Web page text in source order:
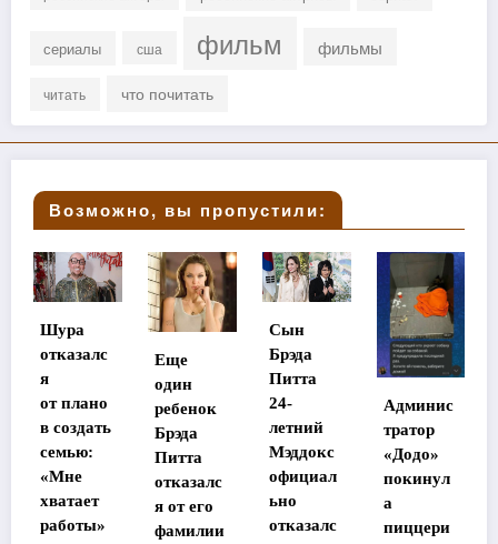
сериалы сша фильм фильмы
читать что почитать
Возможно, вы пропустили:
Еще
ребенок
Брэда
Питта
отказалс
я от его
фамилии
Сын
Брэда
Питта
24-
летний
Мэддокс
официал
ьно
отказалс
тратор
«Додо»
покинул
а
пиццери
Стала
известна
потеряв
шей
память
в Таилан
участниц